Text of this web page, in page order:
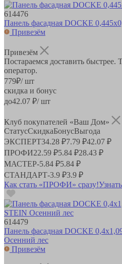
614476
Панель фасадная DOCKE
Привезём
Привезём
Постараемся доставить
оператор.
779₽/ шт
скидка и бонус
до42.07 ₽/ шт
Клуб покупателей «Ваш Дом»
СтатусСкидкаБонусВыгода
ЭКСПЕРТ34.28 ₽7.79 ₽42.07 ₽
ПРОФИ22.59 ₽5.84 ₽28.43 ₽
МАСТЕР-5.84 ₽5.84 ₽
СТАНДАРТ-3.9 ₽3.9 ₽
Как стать «ПРОФИ» сразу!
614479
Панель фасадная DOCKE
Осенний лес
Привезём